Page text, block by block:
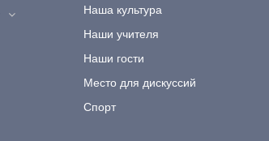
Наша культура
Наши учителя
Наши гости
Место для дискуссий
Спорт